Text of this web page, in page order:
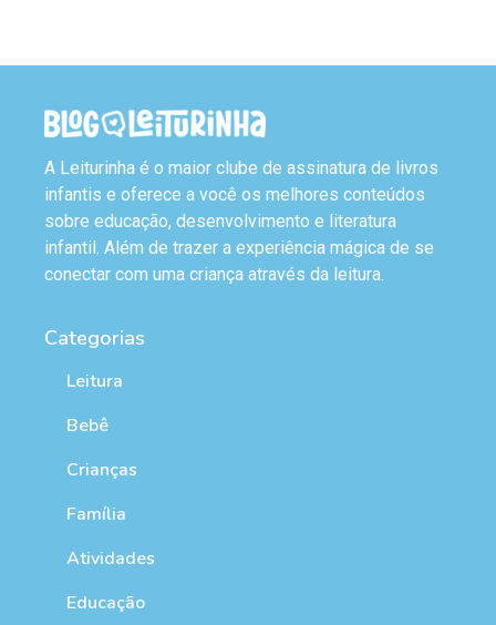
A Leiturinha é o maior clube de assinatura de livros
infantis e oferece a você os melhores conteúdos
sobre educação, desenvolvimento e literatura
infantil. Além de trazer a experiência mágica de se
conectar com uma criança através da leitura.
Categorias
Leitura
Bebê
Crianças
Família
Atividades
Educação